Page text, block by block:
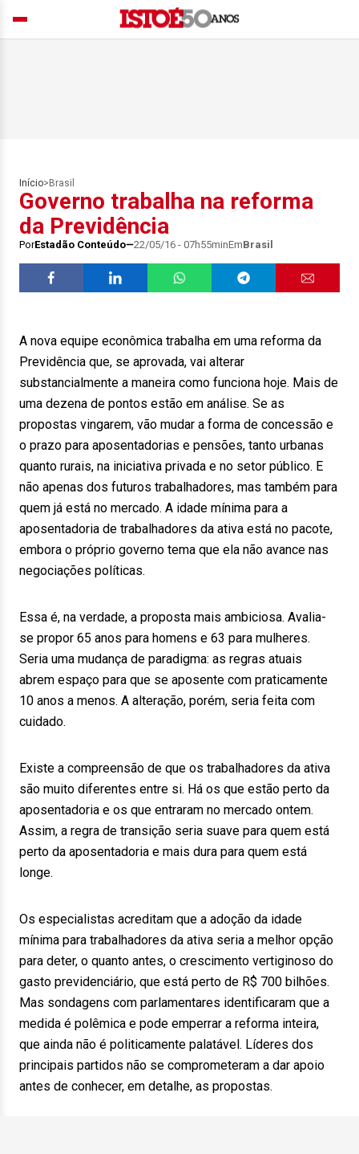
Início> Brasil
Governo trabalha na reforma
da Previdência
PorEstadão Conteúdo 22/05/16 - 07h55minEmBrasil
A nova equipe econômica trabalha em uma reforma da
Previdência que, se aprovada, vai alterar
substancialmente a maneira como funciona hoje. Mais de
uma dezena de pontos estão em análise. Se as
propostas vingarem, vão mudar a forma de concessão e
o prazo para aposentadorias e pensões, tanto urbanas
quanto rurais, na iniciativa privada e no setor público. E
não apenas dos futuros trabalhadores, mas também para
quem já está no mercado. A idade mínima para a
aposentadoria de trabalhadores da ativa está no pacote,
embora o próprio governo tema que ela não avance nas
negociações políticas.
Essa é, na verdade, a proposta mais ambiciosa. Avalia-
se propor 65 anos para homens e 63 para mulheres.
Seria uma mudança de paradigma: as regras atuais
abrem espaço para que se aposente com praticamente
10 anos a menos. A alteração, porém, seria feita com
cuidado.
Existe a compreensão de que os trabalhadores da ativa
são muito diferentes entre si. Há os que estão perto da
aposentadoria e os que entraram no mercado ontem.
Assim, a regra de transição seria suave para quem está
perto da aposentadoria e mais dura para quem está
longe.
Os especialistas acreditam que a adoção da idade
mínima para trabalhadores da ativa seria a melhor opção
para deter, o quanto antes, o crescimento vertiginoso do
gasto previdenciário, que está perto de R$ 700 bilhões.
Mas sondagens com parlamentares identificaram que a
medida é polêmica e pode emperrar a reforma inteira,
que ainda não é politicamente palatável. Líderes dos
principais partidos não se comprometeram a dar apoio
antes de conhecer, em detalhe, as propostas.